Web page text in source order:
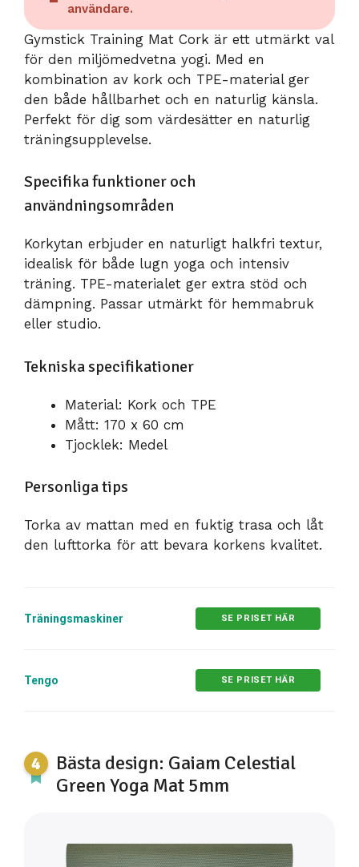
användare.
Gymstick Training Mat Cork är ett utmärkt val
för den miljömedvetna yogi. Med en
kombination av kork och TPE-material ger
den både hållbarhet och en naturlig känsla.
Perfekt för dig som värdesätter en naturlig
träningsupplevelse.
Specifika funktioner och
användningsområden
Korkytan erbjuder en naturligt halkfri textur,
idealisk för både lugn yoga och intensiv
träning. TPE-materialet ger extra stöd och
dämpning. Passar utmärkt för hemmabruk
eller studio.
Tekniska specifikationer
Material: Kork och TPE
Mått: 170 x 60 cm
Tjocklek: Medel
Personliga tips
Torka av mattan med en fuktig trasa och låt
den lufttorka för att bevara korkens kvalitet.
Träningsmaskiner SE PRISET HÄR
Tengo SE PRISET HÄR
Bästa design: Gaiam Celestial
Green Yoga Mat 5mm